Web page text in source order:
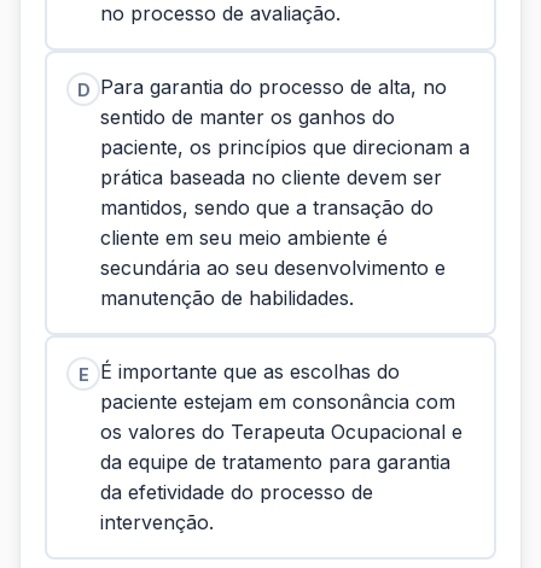
no processo de avaliação.
D Para garantia do processo de alta, no
sentido de manter os ganhos do
paciente, os princípios que direcionam a
prática baseada no cliente devem ser
mantidos, sendo que a transação do
cliente em seu meio ambiente é
secundária ao seu desenvolvimento e
manutenção de habilidades.
E
É importante que as escolhas do
paciente estejam em consonância com
os valores do Terapeuta Ocupacional e
da equipe de tratamento para garantia
da efetividade do processo de
intervenção.